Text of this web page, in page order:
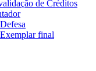
de Créditos
final